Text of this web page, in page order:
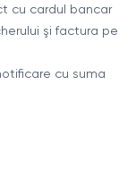
cu cardul bancar
şi factura pe
cu suma